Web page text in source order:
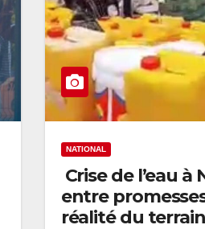
NATIONAL
Crise de l’eau
entre
réalité du terrain